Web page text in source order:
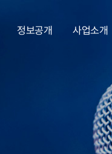
정보공개 사업소개